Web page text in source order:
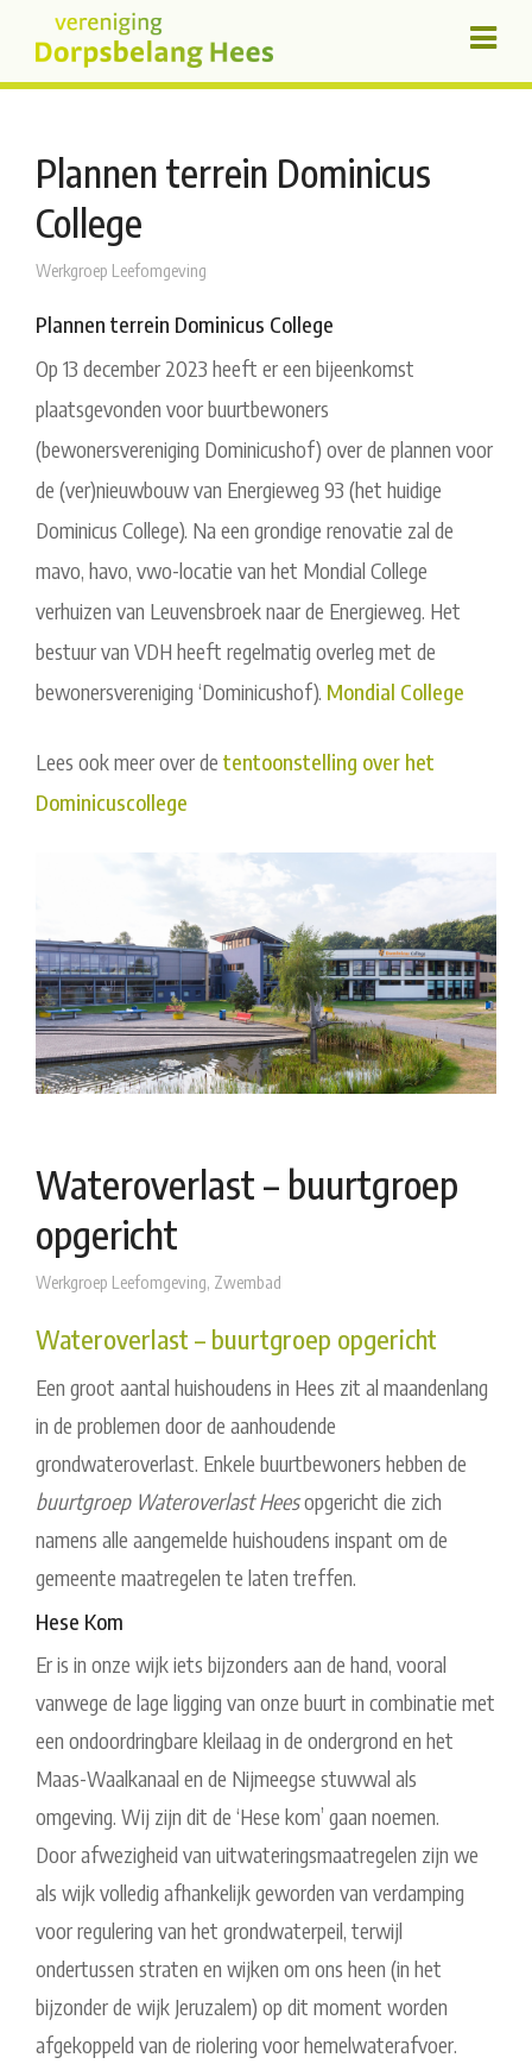
Plannen terrein Dominicus
College
Werkgroep Leefomgeving
Plannen terrein Dominicus College
Op 13 december 2023 heeft er een bijeenkomst
plaatsgevonden voor buurtbewoners
(bewonersvereniging Dominicushof) over de plannen voor
de (ver)nieuwbouw van Energieweg 93 (het huidige
Dominicus College). Na een grondige renovatie zal de
mavo, havo, vwo-locatie van het Mondial College
verhuizen van Leuvensbroek naar de Energieweg. Het
bestuur van VDH heeft regelmatig overleg met de
bewonersvereniging ‘Dominicushof). Mondial College
Lees ook meer over de tentoonstelling over het
Dominicuscollege
Wateroverlast – buurtgroep
opgericht
Werkgroep Leefomgeving, Zwembad
Wateroverlast – buurtgroep opgericht
Een groot aantal huishoudens in Hees zit al maandenlang
in de problemen door de aanhoudende
grondwateroverlast. Enkele buurtbewoners hebben de
buurtgroep Wateroverlast Heesopgericht die zich
namens alle aangemelde huishoudens inspant om de
gemeente maatregelen te laten treffen.
Hese Kom
Er is in onze wijk iets bijzonders aan de hand, vooral
vanwege de lage ligging van onze buurt in combinatie met
een ondoordringbare kleilaag in de ondergrond en het
Maas-Waalkanaal en de Nijmeegse stuwwal als
omgeving. Wij zijn dit de ‘Hese kom’ gaan noemen.
Door afwezigheid van uitwateringsmaatregelen zijn we
als wijk volledig afhankelijk geworden van verdamping
voor regulering van het grondwaterpeil, terwijl
ondertussen straten en wijken om ons heen (in het
bijzonder de wijk Jeruzalem) op dit moment worden
afgekoppeld van de riolering voor hemelwaterafvoer.